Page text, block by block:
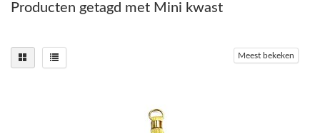
Producten getagd met Mini kwast
Meest bekeken